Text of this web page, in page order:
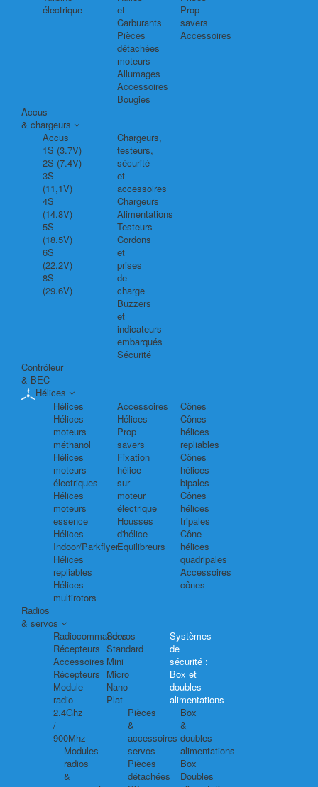
électrique
et
Carburants
Pièces
détachées
moteurs
Allumages
Accessoires
Bougies
Prop
savers
Accessoires
Accus
& chargeurs
Accus
1S (3.7V)
2S (7.4V)
3S
(11,1V)
4S
(14.8V)
5S
(18.5V)
6S
(22.2V)
8S
(29.6V)
Chargeurs,
testeurs,
sécurité
et
accessoires
Chargeurs
Alimentations
Testeurs
Cordons
et
prises
de
charge
Buzzers
et
indicateurs
embarqués
Sécurité
Contrôleur
& BEC
Hélices
Hélices
Hélices
moteurs
méthanol
Hélices
moteurs
électriques
Hélices
moteurs
essence
Hélices
Indoor/Parkflyer
Hélices
repliables
Hélices
multirotors
Accessoires
Hélices
Prop
savers
Fixation
hélice
sur
moteur
électrique
Housses
d'hélice
Equilibreurs
Cônes
Cônes
hélices
repliables
Cônes
hélices
bipales
Cônes
hélices
tripales
Cône
hélices
quadripales
Accessoires
cônes
Radios
& servos
Radiocommandes
Récepteurs
Accessoires
Récepteurs
Module
radio
2.4Ghz
/
900Mhz
Modules
radios
&
Servos
Standard
Mini
Micro
Nano
Plat
Pièces
&
accessoires
servos
Pièces
détachées
Systèmes
de
sécurité :
Box et
doubles
alimentations
Box
&
doubles
alimentations
Box
Doubles